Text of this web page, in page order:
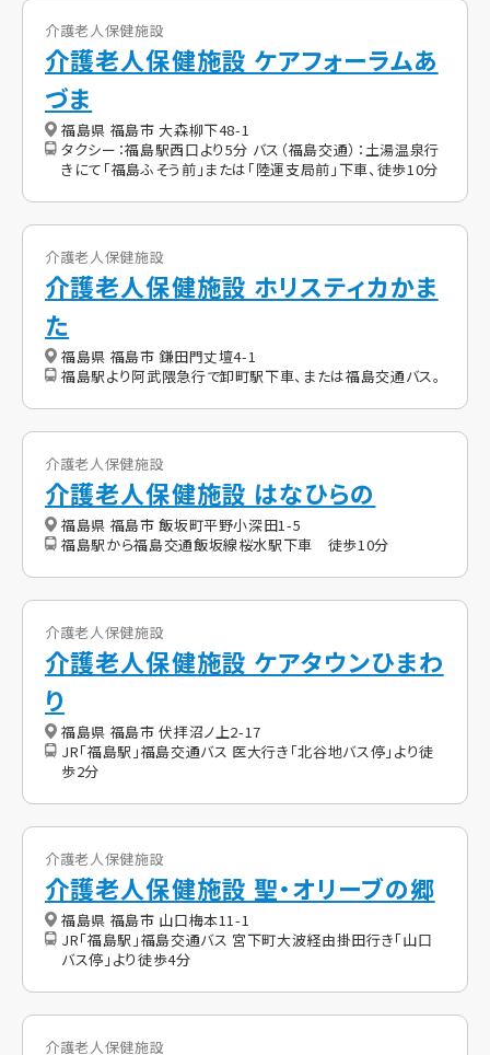
介護老人保健施設
介護老人保健施設 ケアフォーラムあ
づま
福島県 福島市 大森柳下48-1
タクシー：福島駅西口より5分 バス（福島交通）：土湯温泉行
きにて「福島ふそう前」または「陸運支局前」下車、徒歩10分
介護老人保健施設
介護老人保健施設 ホリスティカかま
た
福島県 福島市 鎌田門丈壇4-1
福島駅より阿武隈急行で卸町駅下車、または福島交通バス。
介護老人保健施設
介護老人保健施設 はなひらの
福島県 福島市 飯坂町平野小深田1-5
福島駅から福島交通飯坂線桜水駅下車 徒歩10分
介護老人保健施設
介護老人保健施設 ケアタウンひまわ
り
福島県 福島市 伏拝沼ノ上2-17
JR「福島駅」福島交通バス 医大行き「北谷地バス停」より徒
歩2分
介護老人保健施設
介護老人保健施設 聖・オリーブの郷
福島県 福島市 山口梅本11-1
JR「福島駅」福島交通バス 宮下町大波経由掛田行き「山口
バス停」より徒歩4分
介護老人保健施設